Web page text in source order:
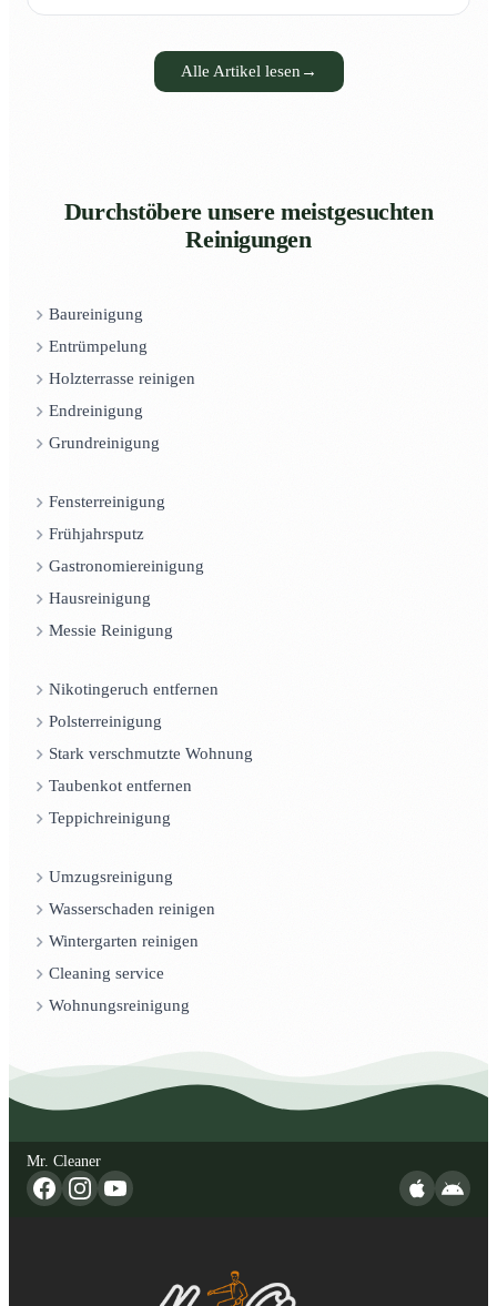
Alle Artikel lesen →
Durchstöbere unsere meistgesuchten
Reinigungen
Baureinigung
Entrümpelung
Holzterrasse reinigen
Endreinigung
Grundreinigung
Fensterreinigung
Frühjahrsputz
Gastronomiereinigung
Hausreinigung
Messie Reinigung
Nikotingeruch entfernen
Polsterreinigung
Stark verschmutzte Wohnung
Taubenkot entfernen
Teppichreinigung
Umzugsreinigung
Wasserschaden reinigen
Wintergarten reinigen
Cleaning service
Wohnungsreinigung
Mr. Cleaner